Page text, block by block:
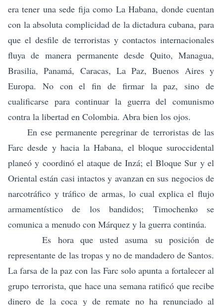
era tener una sede fija como La Habana, donde cuentan
con la absoluta complicidad de la dictadura cubana, para
que el desfile de terroristas y contactos internacionales
fluya de manera permanente desde Quito, Managua,
Brasilia, Panamá, Caracas, La Paz, Buenos Aires y
Europa. No con el fin de firmar la paz, sino de
cualificarse para continuar la guerra del comunismo
contra la libertad en Colombia. Abra bien los ojos.
En ese permanente peregrinar de terroristas de las
Farc desde y hacia la Habana, el bloque suroccidental
planeó y coordinó el ataque de Inzá; el Bloque Sur y el
Oriental están casi intactos y avanzan en sus negocios de
narcotráfico y tráfico de armas, lo cual explica el flujo
armamentístico de los bandidos; Timochenko se
comunica a menudo con Márquez y la guerra continúa.
Es hora que usted asuma su posición de
representante de las tropas y no de mandadero de Santos.
La farsa de la paz con las Farc solo apunta a fortalecer al
grupo terrorista, que hace una semana ratificó que recibe
dinero de la coca y de remate no ha renunciado al